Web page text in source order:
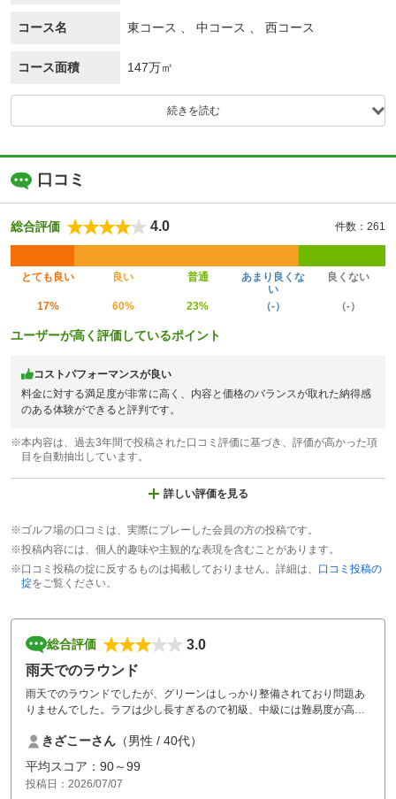
コース名 東コース 、 中コース 、 西コース
コース面積 147万㎡
続きを読む
口コミ
総合評価 4.0 件数：261
とても良い 良い 普通
あまり良くな
い
良くない
17% 60% 23% （-） （-）
ユーザーが高く評価しているポイント
コストパフォーマンスが良い
料金に対する満足度が非常に高く、内容と価格のバランスが取れた納得感
のある体験ができると評判です。
※本内容は、過去3年間で投稿された口コミ評価に基づき、評価が高かった項
目を自動抽出しています。
詳しい評価を見る
※ゴルフ場の口コミは、実際にプレーした会員の方の投稿です。
※投稿内容には、個人的趣味や主観的な表現を含むことがあります。
※口コミ投稿の掟に反するものは掲載しておりません。詳細は、 口コミ投稿の
掟をご覧ください。
総合評価
3.0
雨天でのラウンド
雨天でのラウンドでしたが、グリーンはしっかり整備されており問題あ
りませんでした。ラフは少し長すぎるので初級、中級には難易度が高い
きざこーさん （男性 / 40代）
平均スコア：90～99
投稿日：2026/07/07